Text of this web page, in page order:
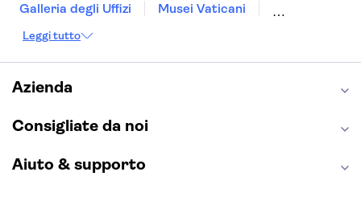
Galleria degli Uffizi
Musei Vaticani
Museo del Louvre
Teatro alla Scala
Sagrada Familia
Pantheon
Napoli Sotterranea
Leggi tutto
Azienda
Consigliate da noi
Aiuto & supporto